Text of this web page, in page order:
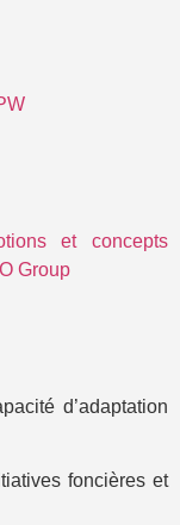
et concepts
Group
d’adaptation
foncières et